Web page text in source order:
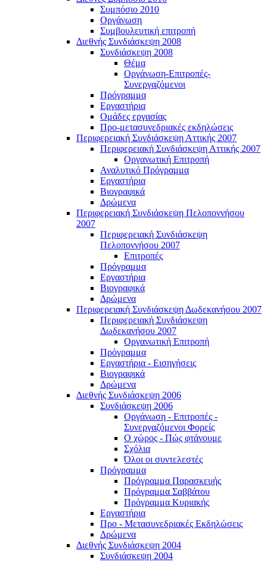
Συμπόσιο 2010
Οργάνωση
Συμβουλευτική επιτροπή
Διεθνής Συνδιάσκεψη 2008
Συνδιάσκεψη 2008
Θέμα
Οργάνωση-Επιτροπές-
Συνεργαζόμενοι
Πρόγραμμα
Εργαστήρια
Ομάδες εργασίας
Προ-μετασυνεδριακές εκδηλώσεις
Περιφερειακή Συνδιάσκεψη Αττικής 2007
Περιφερειακή Συνδιάσκεψη Αττικής 2007
Οργανωτική Επιτροπή
Αναλυτικό Πρόγραμμα
Εργαστήρια
Βιογραφικά
Δρώμενα
Περιφερειακή Συνδιάσκεψη Πελοποννήσου
2007
Περιφερειακή Συνδιάσκεψη
Πελοποννήσου 2007
Επιτροπές
Πρόγραμμα
Εργαστήρια
Βιογραφικά
Δρώμενα
Περιφερειακή Συνδιάσκεψη Δωδεκανήσου 2007
Περιφερειακή Συνδιάσκεψη
Δωδεκανήσου 2007
Οργανωτική Επιτροπή
Πρόγραμμα
Εργαστήρια - Εισηγήσεις
Βιογραφικά
Δρώμενα
Διεθνής Συνδιάσκεψη 2006
Συνδιάσκεψη 2006
Οργάνωση - Επιτροπές -
Συνεργαζόμενοι Φορείς
Ο χώρος - Πώς φτάνουμε
Σχόλια
Όλοι οι συντελεστές
Πρόγραμμα
Πρόγραμμα Παρασκευής
Πρόγραμμα Σαββάτου
Πρόγραμμα Κυριακής
Εργαστήρια
Προ - Μετασυνεδριακές Εκδηλώσεις
Δρώμενα
Διεθνής Συνδιάσκεψη 2004
Συνδιάσκεψη 2004